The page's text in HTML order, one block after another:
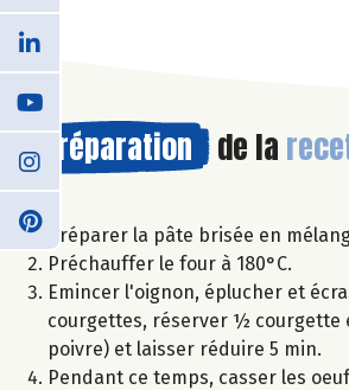
Préparation de la
Préparer la pâte brisée en
Préchauffer le four à 180°C.
Emincer l'oignon, éplucher et
courgettes, réserver ½ courgette
poivre) et laisser réduire 5 min.
Pendant ce temps, casser les